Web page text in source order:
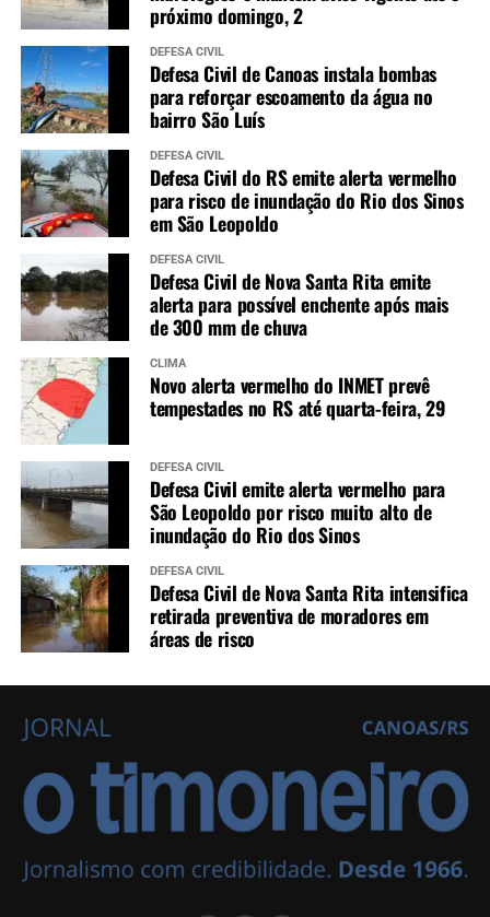
próximo domingo, 2
DEFESA CIVIL
Defesa Civil de Canoas instala bombas
para reforçar escoamento da água no
bairro São Luís
DEFESA CIVIL
Defesa Civil do RS emite alerta vermelho
para risco de inundação do Rio dos Sinos
em São Leopoldo
DEFESA CIVIL
Defesa Civil de Nova Santa Rita emite
alerta para possível enchente após mais
de 300 mm de chuva
CLIMA
Novo alerta vermelho do INMET prevê
tempestades no RS até quarta-feira, 29
DEFESA CIVIL
Defesa Civil emite alerta vermelho para
São Leopoldo por risco muito alto de
inundação do Rio dos Sinos
DEFESA CIVIL
Defesa Civil de Nova Santa Rita intensifica
retirada preventiva de moradores em
áreas de risco